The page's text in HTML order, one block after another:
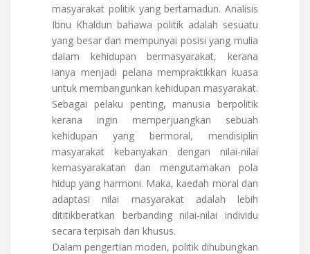
masyarakat politik yang bertamadun. Analisis
Ibnu Khaldun bahawa politik adalah sesuatu
yang besar dan mempunyai posisi yang mulia
dalam kehidupan bermasyarakat, kerana
ianya menjadi pelana mempraktikkan kuasa
untuk membangunkan kehidupan masyarakat.
Sebagai pelaku penting, manusia berpolitik
kerana ingin memperjuangkan sebuah
kehidupan yang bermoral, mendisiplin
masyarakat kebanyakan dengan nilai-nilai
kemasyarakatan dan mengutamakan pola
hidup yang harmoni. Maka, kaedah moral dan
adaptasi nilai masyarakat adalah lebih
dititikberatkan berbanding nilai-nilai individu
secara terpisah dan khusus.
Dalam pengertian moden, politik dihubungkan